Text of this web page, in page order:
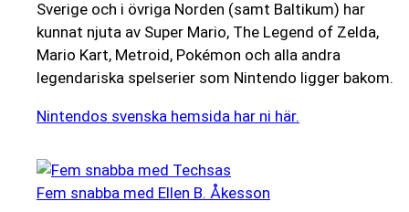
Sverige och i övriga Norden (samt Baltikum) har
kunnat njuta av Super Mario, The Legend of Zelda,
Mario Kart, Metroid, Pokémon och alla andra
legendariska spelserier som Nintendo ligger bakom.
Nintendos svenska hemsida har ni här.
Fem snabba med Ellen B. Åkesson